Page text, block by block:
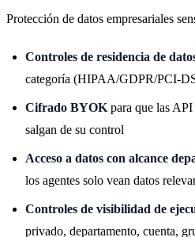
Protección de datos empresariales
Controles de residencia de
categoría (HIPAA/GDPR/PCI-
Cifrado BYOKpara que las API
salgan de su control
Acceso a datos con alcance
los agentes solo vean datos
Controles de visibilidad de
privado, departamento, cuenta,